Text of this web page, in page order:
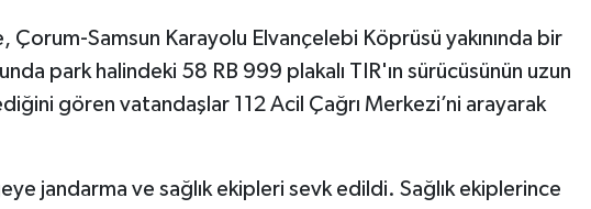
Çorum-Samsun Karayolu Elvançelebi Köprüsü yakınında bir
park halindeki 58 RB 999 plakalı TIR'ın sürücüsünün uzun
gören vatandaşlar 112 Acil Çağrı Merkezi’ni arayarak
jandarma ve sağlık ekipleri sevk edildi. Sağlık ekiplerince